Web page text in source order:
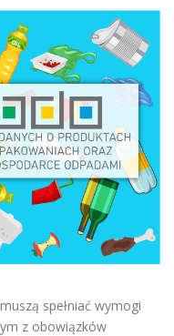
spełniać wymogi
z obowiązków